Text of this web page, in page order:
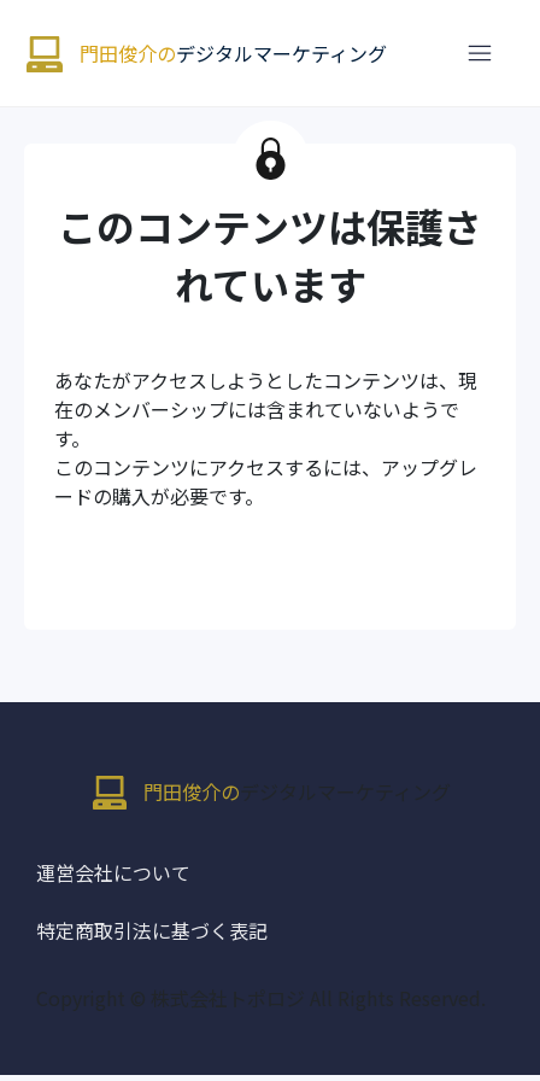
門田俊介のデジタルマーケティング
このコンテンツは保護さ
れています
あなたがアクセスしようとしたコンテンツは、現
在のメンバーシップには含まれていないようで
す。
このコンテンツにアクセスするには、アップグレ
ードの購入が必要です。
門田俊介の デジタルマーケティング
運営会社について
特定商取引法に基づく表記
Copyright © 株式会社トポロジ All Rights Reserved.